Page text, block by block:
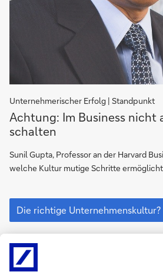
Unternehmerischer Erfolg | Standpunkt
Die
richtige
Unternehmenskultur?
Achtung: Im Business nicht
schalten
Sunil Gupta, Professor an der Harvard
welche Kultur mutige Schritte
Die
richtige
Unternehmenskultur?
Die richtige Unternehmenskultur?